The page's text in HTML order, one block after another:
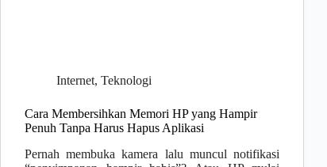
Internet, Teknologi
Cara Membersihkan Memori HP yang Hampir
Penuh Tanpa Harus Hapus Aplikasi
Pernah membuka kamera lalu muncul notifikasi